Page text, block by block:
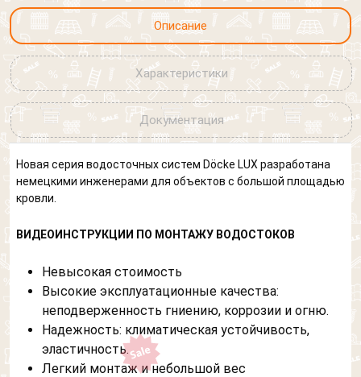
Описание
Характеристики
Документация
Новая серия водосточных систем Döcke LUX разработана
немецкими инженерами для объектов с большой площадью
кровли.
ВИДЕОИНСТРУКЦИИ ПО МОНТАЖУ ВОДОСТОКОВ
Невысокая стоимость
Высокие эксплуатационные качества:
неподверженность гниению, коррозии и огню.
Надежность: климатическая устойчивость,
эластичность.
Легкий монтаж и небольшой вес